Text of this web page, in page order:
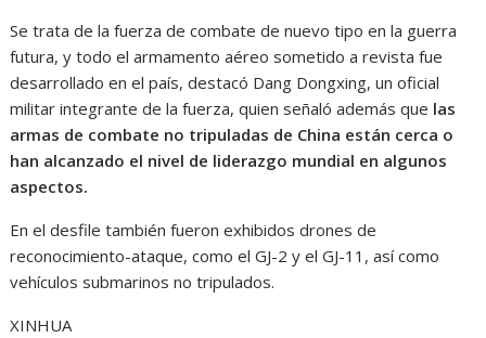
Se trata de la fuerza de combate de nuevo tipo en la guerra
futura, y todo el armamento aéreo sometido a revista fue
desarrollado en el país, destacó Dang Dongxing, un oficial
militar integrante de la fuerza, quien señaló además que las
armas de combate no tripuladas de China están cerca o
han alcanzado el nivel de liderazgo mundial en algunos
aspectos.
En el desfile también fueron exhibidos drones de
reconocimiento-ataque, como el GJ-2 y el GJ-11, así como
vehículos submarinos no tripulados.
XINHUA